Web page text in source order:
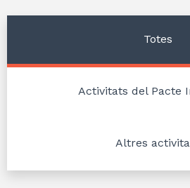
Totes
Activitats del Pacte
Altres